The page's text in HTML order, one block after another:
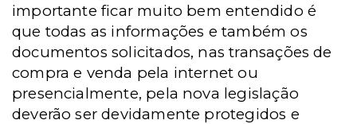
importante ficar muito bem entendido é
que todas as informações e também os
documentos solicitados, nas transações de
compra e venda pela internet ou
presencialmente, pela nova legislação
deverão ser devidamente protegidos e